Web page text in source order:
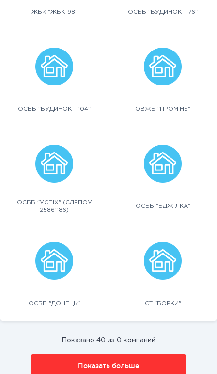
ЖБК "ЖБК-98" ОСББ "БУДИНОК - 76"
ОСББ "БУДИНОК - 104" ОВЖБ "ПРОМІНЬ"
ОСББ "УСПІХ" (ЄДРПОУ
25861186)
ОСББ "БДЖІЛКА"
ОСББ "ДОНЕЦЬ" СТ "БОРКИ"
Показано 40 из 0 компаний
Показать больше